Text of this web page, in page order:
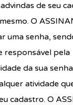
de seu
O
uma senha,
responsável pela
da sua
atividade
cadastro. O